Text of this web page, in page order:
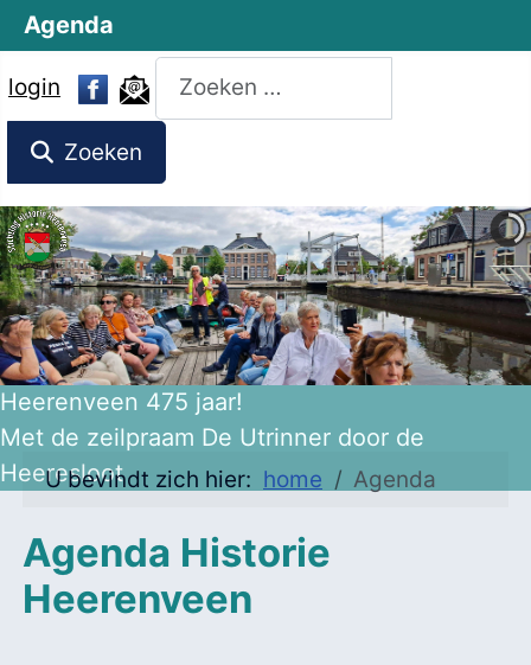
login
Zoeken
Zoeken
Heerenveen 475 jaar!
Met de zeilpraam De Utrinner door de
Heeresloot
U bevindt zich hier: home Agenda
Agenda Historie
Heerenveen
Agenda